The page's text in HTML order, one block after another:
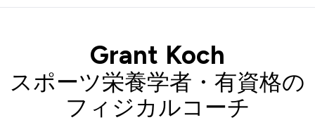
Grant Koch
スポーツ栄養学者・有資格の
フィジカルコーチ